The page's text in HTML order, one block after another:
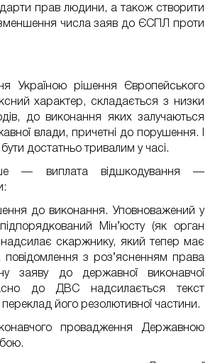
прав людини, а також створити
числа заяв до ЄСПЛ проти
Україною рішення Європейського
характер, складається з низки
до виконання яких залучаються
влади, причетні до порушення. І
достатньо тривалим у часі.
— виплата відшкодування —
до виконання. Уповноважений у
Мін’юсту (як орган
надсилає скаржнику, який тепер має
повідомлення з роз’ясненням права
заяву до державної виконавчої
до ДВС надсилається текст
його резолютивної частини.
провадження Державною